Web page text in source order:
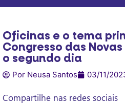
Oficinas e o tema
Congresso das
o segundo dia
Por Neusa Santos 03/11/
Compartilhe nas redes sociais